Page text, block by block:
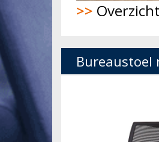
>> Overzicht
Bureaustoel